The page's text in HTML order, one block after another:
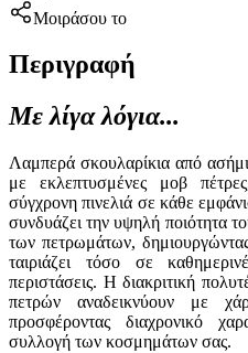
Μοιράσου το
Περιγραφή
Με λίγα λόγια...
Λαμπερά σκουλαρίκια από
με εκλεπτυσμένες μοβ
σύγχρονη πινελιά σε κάθε
συνδυάζει την υψηλή ποιότητα
των πετρωμάτων,
ταιριάζει τόσο σε
περιστάσεις. Η διακριτική
πετρών αναδεικνύουν με
προσφέροντας διαχρονικό
συλλογή των κοσμημάτων σας.